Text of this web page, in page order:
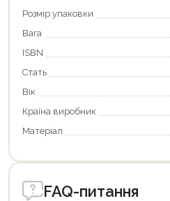
Розмір упаковки
Вага
ISBN
Стать
Вік
Країна виробник
Матеріал
FAQ-питання